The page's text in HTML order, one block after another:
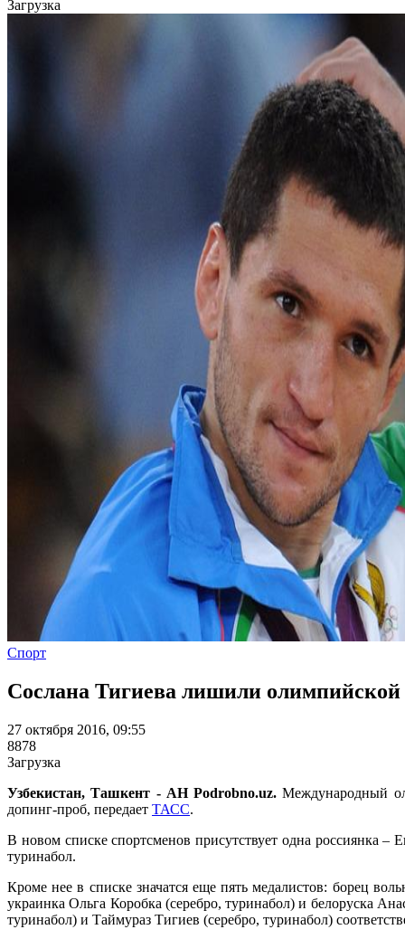
Загрузка
Спорт
Сослана Тигиева лишили олимпийской
27 октября 2016, 09:55
8878
Загрузка
Узбекистан, Ташкент - АН Podrobno.uz. Международный
допинг-проб, передает ТАСС.
В новом списке спортсменов присутствует одна россиянка
туринабол.
Кроме нее в списке значатся еще пять медалистов: борец
украинка Ольга Коробка (серебро, туринабол) и белоруска
туринабол) и Таймураз Тигиев (серебро, туринабол)